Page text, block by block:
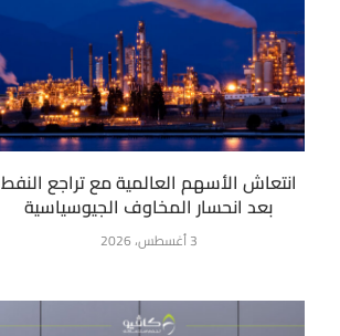
انتعاش الأسهم العالمية مع تراجع النفط
بعد انحسار المخاوف الجيوسياسية
3 أغسطس، 2026